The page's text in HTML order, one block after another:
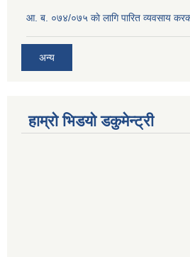
आ. ब. ०७४/०७५ काे लागि पारित व्यवसाय
अन्य
हाम्रो भिडयो डकुमेन्ट्री